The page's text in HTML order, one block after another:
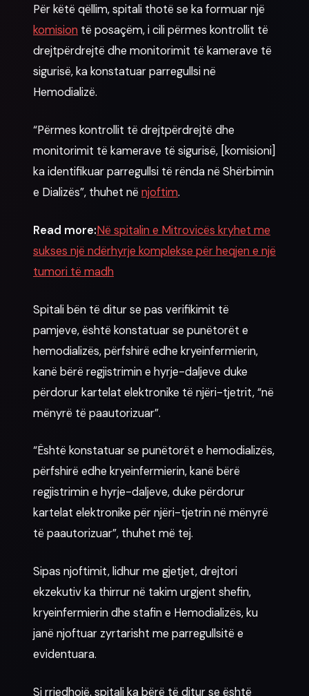
Për këtë qëllim, spitali thotë se ka formuar një
komision të posaçëm, i cili përmes kontrollit të
drejtpërdrejtë dhe monitorimit të kamerave të
sigurisë, ka konstatuar parregullsi në
Hemodializë.
“Përmes kontrollit të drejtpërdrejtë dhe
monitorimit të kamerave të sigurisë, [komisioni]
ka identifikuar parregullsi të rënda në Shërbimin
e Dializës”, thuhet në njoftim.
Read more:Në spitalin e Mitrovicës kryhet me
sukses një ndërhyrje komplekse për heqjen e një
tumori të madh
Spitali bën të ditur se pas verifikimit të
pamjeve, është konstatuar se punëtorët e
hemodializës, përfshirë edhe kryeinfermierin,
kanë bërë regjistrimin e hyrje-daljeve duke
përdorur kartelat elektronike të njëri-tjetrit, “në
mënyrë të paautorizuar”.
“Është konstatuar se punëtorët e hemodializës,
përfshirë edhe kryeinfermierin, kanë bërë
regjistrimin e hyrje-daljeve, duke përdorur
kartelat elektronike për njëri-tjetrin në mënyrë
të paautorizuar”, thuhet më tej.
Sipas njoftimit, lidhur me gjetjet, drejtori
ekzekutiv ka thirrur në takim urgjent shefin,
kryeinfermierin dhe stafin e Hemodializës, ku
janë njoftuar zyrtarisht me parregullsitë e
evidentuara.
Si rrjedhojë, spitali ka bërë të ditur se është